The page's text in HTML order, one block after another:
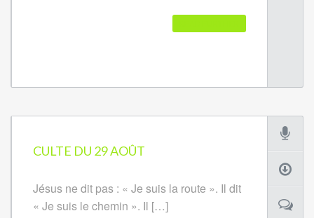
CULTE DU 29 AOÛT
Jésus ne dit pas : « Je suis la route ». Il dit
« Je suis le chemin ». Il […]